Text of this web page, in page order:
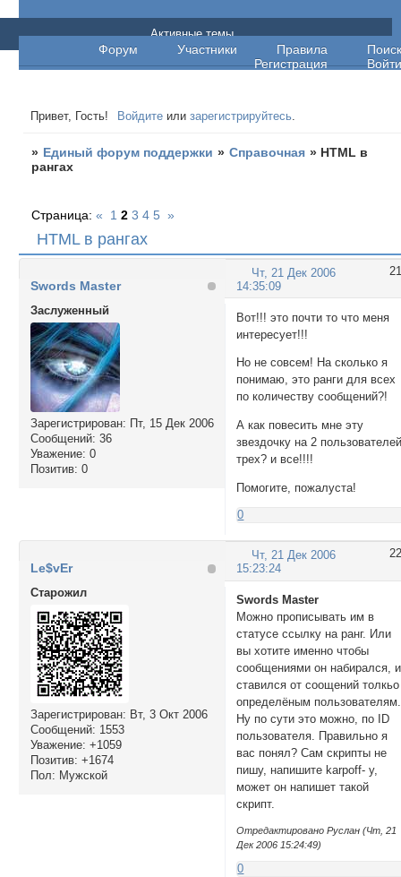
Единый форум поддержки
Форум Участники Правила
Поиск
Регистрация
Войти
Активные темы
Привет, Гость! Войдите илизарегистрируйтесь.
» Единый форум поддержки » Справочная » HTML в
рангах
HTML в рангах
Страница:« 1 2 3 4 5 »
21
Чт, 21 Дек 2006
14:35:09
Swords Master
Заслуженный
Зарегистрирован: Пт, 15 Дек 2006
Сообщений: 36
Уважение: 0
Позитив: 0
Вот!!! это почти то что меня
интересует!!!
Но не совсем! На сколько я
понимаю, это ранги для всех
по количеству сообщений?!
А как повесить мне эту
звездочку на 2
трех? и все!!!!
Помогите, пожалуста!
0
22
Чт, 21 Дек 2006
15:23:24
Le$vEr
Cтарожил
Зарегистрирован: Вт, 3 Окт 2006
Сообщений: 1553
Уважение: +1059
Позитив: +1674
Пол: Мужской
Swords Master
Можно прописывать им в
статусе ссылку на ранг. Или
вы хотите именно чтобы
сообщениями он набирался, и
ставился от соощений толкьо
определёным пользователям.
Ну по сути это можно, по ID
пользователя. Правильно я
вас понял? Сам скрипты не
пишу, напишите karpoff- у,
может он напишет такой
скрипт.
Отредактировано Руслан (Чт, 21
Дек 2006 15:24:49)
0